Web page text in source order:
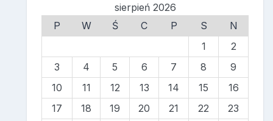
sierpień 2026
P
W Ś C P S
N
1
2
3
4 5 6 7 8
9
10
11 12 13 14 15
16
17
18 19 20 21 22
23